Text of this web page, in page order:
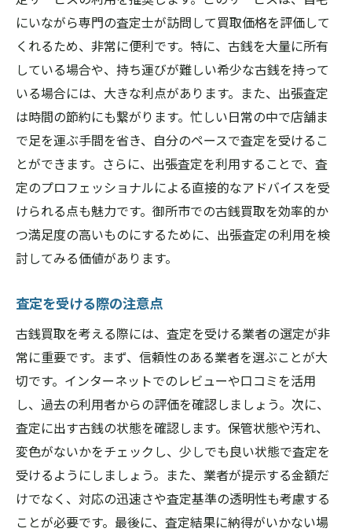
にいながら専門の査定士が訪問して買取価格を評価して
くれるため、非常に便利です。特に、古銭を大量に所有
している場合や、持ち運びが難しい希少な古銭を持って
いる場合には、大きな利点があります。また、出張査定
は時間の節約にも繋がります。忙しい日常の中で店舗ま
で足を運ぶ手間を省き、自分のペースで査定を受けるこ
とができます。さらに、出張査定を利用することで、査
定のプロフェッショナルによる直接的なアドバイスを受
けられる点も魅力です。御所市での古銭買取を効率的か
つ満足度の高いものにするために、出張査定の利用を検
討してみる価値があります。
査定を受ける際の注意点
古銭買取を考える際には、査定を受ける業者の選定が非
常に重要です。まず、信頼性のある業者を選ぶことが大
切です。インターネットでのレビューや口コミを活用
し、過去の利用者からの評価を確認しましょう。次に、
査定に出す古銭の状態を確認します。保管状態や汚れ、
変色がないかをチェックし、少しでも良い状態で査定を
受けるようにしましょう。また、業者が提示する金額だ
けでなく、対応の迅速さや査定基準の透明性も考慮する
ことが必要です。最後に、査定結果に納得がいかない場